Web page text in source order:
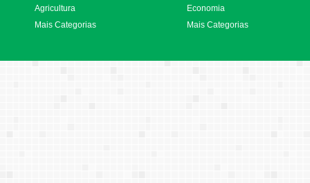
Agricultura
Mais Categorias
Economia
Mais Categorias